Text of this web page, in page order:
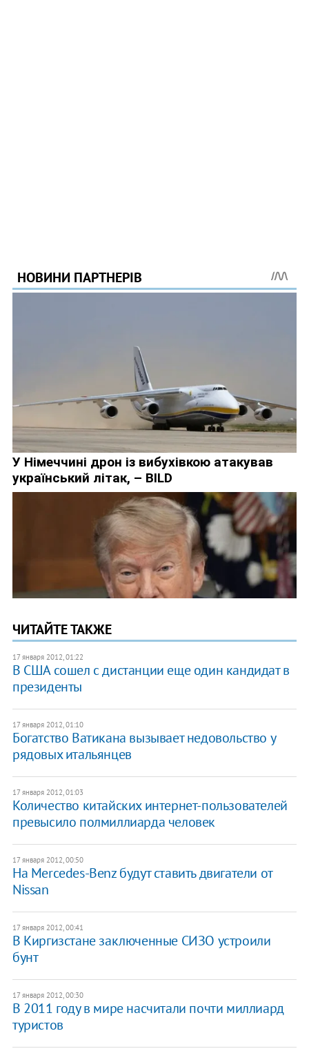
ЧИТАЙТЕ ТАКЖЕ
17 января 2012, 01:22
В США сошел с дистанции еще один кандидат в
президенты
17 января 2012, 01:10
Богатство Ватикана вызывает недовольство у
рядовых итальянцев
17 января 2012, 01:03
Количество китайских интернет-пользователей
превысило полмиллиарда человек
17 января 2012, 00:50
На Mercedes-Benz будут ставить двигатели от
Nissan
17 января 2012, 00:41
В Киргизстане заключенные СИЗО устроили
бунт
17 января 2012, 00:30
В 2011 году в мире насчитали почти миллиард
туристов